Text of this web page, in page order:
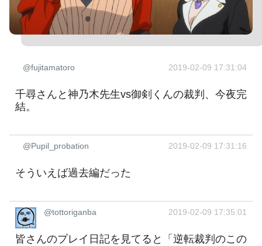
@fujitamatoro 2019-02-09 17:31:04
千尋さんと神乃木先生vs御剣くんの裁判、今夜完
結。
@Pupil_probation 2019-02-09 17:31:16
そういえば過去編だった
@tottoriganba 2019-02-09 17:35:01
皆さんのプレイ日記を見てると「逆転裁判のこの